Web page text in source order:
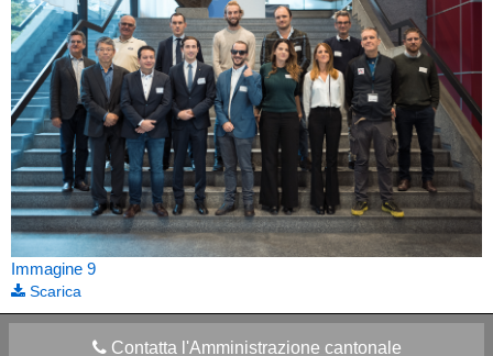
Immagine 9
Scarica
Contatta l'Amministrazione cantonale